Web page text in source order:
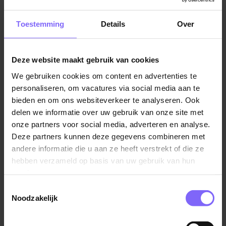
Toestemming Details Over
Deze website maakt gebruik van cookies
We gebruiken cookies om content en advertenties te
personaliseren, om vacatures via social media aan te
bieden en om ons websiteverkeer te analyseren. Ook
delen we informatie over uw gebruik van onze site met
onze partners voor social media, adverteren en analyse.
Deze partners kunnen deze gegevens combineren met
andere informatie die u aan ze heeft verstrekt of die ze
hebben verzameld op basis van uw gebruik van hun
Noodzakelijk
goederen. Er is geen specifieke opleiding vereist om
als magazijnmedewerker aan de slag te gaan, maar
het hebben van een heftruckcertificaat kan wel een
heftruck?Bekijk dan alle heftruckchauffeur vacatures
op de grootste vacaturesite van Limburg.Verder is het
belangrijk om nauwkeurig te zijn en over goede
organisatorische vaardigheden te beschikken.
In drukke periodes kan het werk van een
magazijnmedewerker fysiek veeleisend zijn en is het
belangrijk om fysiek fit te zijn. Een goede
magazijnmedewerker werkt accuraat en heeft oog
voor detail, zodat er geen fouten worden gemaakt bij
het ontvangen, opslaan en verzenden van goederen.